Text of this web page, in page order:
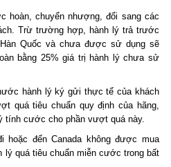
hoàn, chuyển nhượng, đổi sang các
Trừ trường hợp, hành lý trả trước
Quốc và chưa được sử dụng sẽ
bằng 25% giá trị hành lý chưa sử
hành lý ký gửi thực tế của khách
quá tiêu chuẩn quy định của hãng,
tính cước cho phần vượt quá này.
hoặc đến Canada không được mua
lý quá tiêu chuẩn miễn cước trong bất